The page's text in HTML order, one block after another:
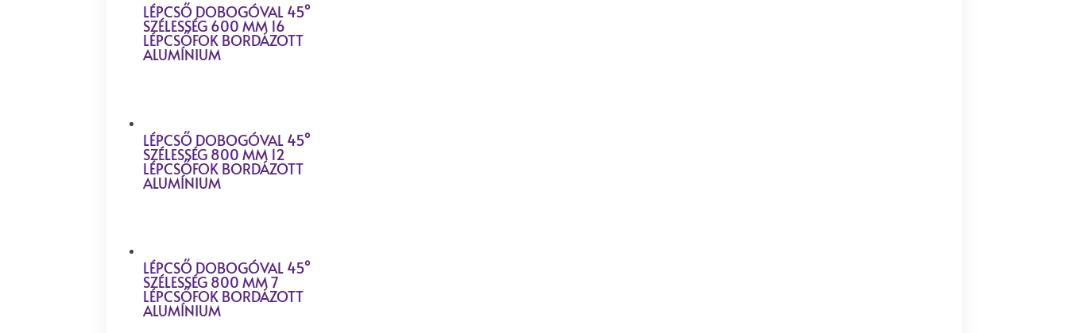
LÉPCSŐ DOBOGÓVAL 45°
SZÉLESSÉG 600 MM 16
LÉPCSŐFOK BORDÁZOTT
ALUMÍNIUM
LÉPCSŐ DOBOGÓVAL 45°
SZÉLESSÉG 800 MM 12
LÉPCSŐFOK BORDÁZOTT
ALUMÍNIUM
LÉPCSŐ DOBOGÓVAL 45°
SZÉLESSÉG 800 MM 7
LÉPCSŐFOK BORDÁZOTT
ALUMÍNIUM